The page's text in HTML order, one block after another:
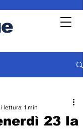
23 la
lettura: 1 min